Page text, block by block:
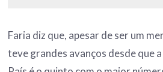
Faria diz que, apesar de ser um
teve grandes avanços desde que